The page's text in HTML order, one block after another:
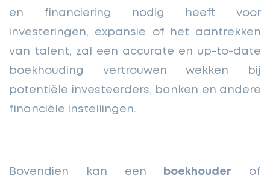
en financiering nodig heeft voor
investeringen, expansie of het aantrekken
van talent, zal een accurate en up-to-date
boekhouding vertrouwen wekken bij
potentiële investeerders, banken en andere
financiële instellingen.
Bovendien kan een boekhouder of